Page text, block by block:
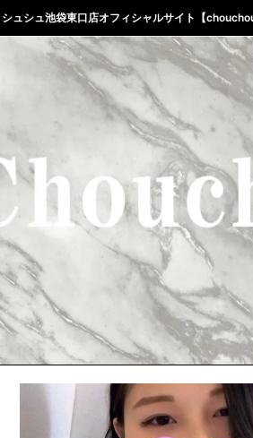
シュシュ池袋東口店オフィシャルサイト【
バクラしゅしゅ東